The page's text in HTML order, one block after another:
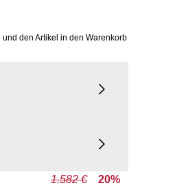
den Artikel in den Warenkorb
1.582 €
20%